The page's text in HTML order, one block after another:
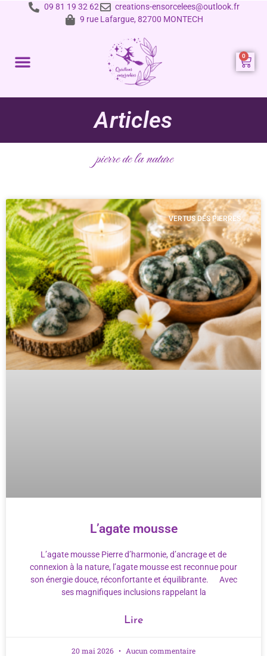
09 81 19 32 62
creations-ensorcelees@outlook.fr
9 rue Lafargue, 82700 MONTECH
Articles
pierre de la nature
VERTUS DES PIERRES
L’agate mousse
L’agate mousse Pierre d’harmonie, d’ancrage et de
connexion à la nature, l’agate mousse est reconnue pour
son énergie douce, réconfortante et équilibrante. Avec
ses magnifiques inclusions rappelant la
Lire
20 mai 2026 Aucun commentaire